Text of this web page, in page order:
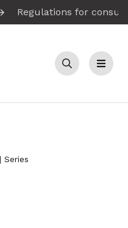
Regulations for
SearchMenu
| Series